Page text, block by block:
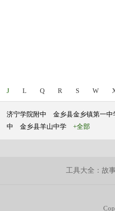
J L Q R S W
济宁学院附中 金乡县金乡镇第一中
中
金乡县羊山中学 +全部
工具大全：故